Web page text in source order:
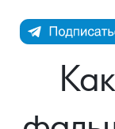
Каталог Монет
Инвестиционные
Инфо
Как сделать заказ